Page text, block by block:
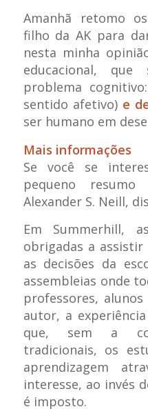
Amanhã retomo
filho da AK para
nesta minha
educacional,
problema cognitivo:
sentido afetivo) e
ser humano em
Mais informações
Se você se
pequeno
Alexander S. Neill,
Em Summerhill,
obrigadas a assistir
as decisões da
assembleias onde
professores,
autor, a
que, sem a
tradicionais, os
aprendizagem
interesse, ao invés
é imposto.